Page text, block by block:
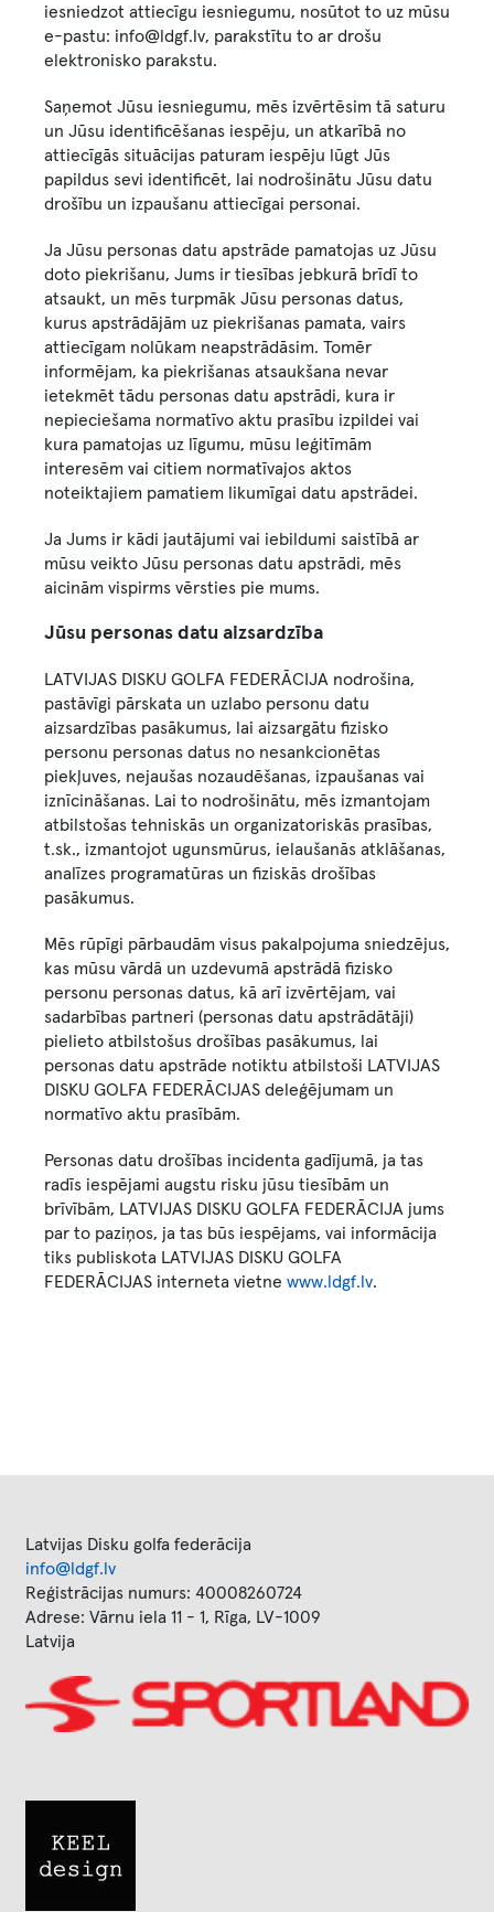
iesniedzot attiecīgu iesniegumu, nosūtot to uz mūsu
e-pastu: info@ldgf.lv, parakstītu to ar drošu
elektronisko parakstu.
Saņemot Jūsu iesniegumu, mēs izvērtēsim tā saturu
un Jūsu identificēšanas iespēju, un atkarībā no
attiecīgās situācijas paturam iespēju lūgt Jūs
papildus sevi identificēt, lai nodrošinātu Jūsu datu
drošību un izpaušanu attiecīgai personai.
Ja Jūsu personas datu apstrāde pamatojas uz Jūsu
doto piekrišanu, Jums ir tiesības jebkurā brīdī to
atsaukt, un mēs turpmāk Jūsu personas datus,
kurus apstrādājām uz piekrišanas pamata, vairs
attiecīgam nolūkam neapstrādāsim. Tomēr
informējam, ka piekrišanas atsaukšana nevar
ietekmēt tādu personas datu apstrādi, kura ir
nepieciešama normatīvo aktu prasību izpildei vai
kura pamatojas uz līgumu, mūsu leģitīmām
interesēm vai citiem normatīvajos aktos
noteiktajiem pamatiem likumīgai datu apstrādei.
Ja Jums ir kādi jautājumi vai iebildumi saistībā ar
mūsu veikto Jūsu personas datu apstrādi, mēs
aicinām vispirms vērsties pie mums.
Jūsu personas datu aizsardzība
LATVIJAS DISKU GOLFA FEDERĀCIJA nodrošina,
pastāvīgi pārskata un uzlabo personu datu
aizsardzības pasākumus, lai aizsargātu fizisko
personu personas datus no nesankcionētas
piekļuves, nejaušas nozaudēšanas, izpaušanas vai
iznīcināšanas. Lai to nodrošinātu, mēs izmantojam
atbilstošas tehniskās un organizatoriskās prasības,
t.sk., izmantojot ugunsmūrus, ielaušanās atklāšanas,
analīzes programatūras un fiziskās drošības
pasākumus.
Mēs rūpīgi pārbaudām visus pakalpojuma sniedzējus,
kas mūsu vārdā un uzdevumā apstrādā fizisko
personu personas datus, kā arī izvērtējam, vai
sadarbības partneri (personas datu apstrādātāji)
pielieto atbilstošus drošības pasākumus, lai
personas datu apstrāde notiktu atbilstoši LATVIJAS
DISKU GOLFA FEDERĀCIJAS deleģējumam un
normatīvo aktu prasībām.
Personas datu drošības incidenta gadījumā, ja tas
radīs iespējami augstu risku jūsu tiesībām un
brīvībām, LATVIJAS DISKU GOLFA FEDERĀCIJA jums
par to paziņos, ja tas būs iespējams, vai informācija
tiks publiskota LATVIJAS DISKU GOLFA
FEDERĀCIJAS interneta vietne www.ldgf.lv.
Latvijas Disku golfa federācija
info@ldgf.lv
Reģistrācijas numurs: 40008260724
Adrese: Vārnu iela 11 - 1, Rīga, LV-1009
Latvija
Image